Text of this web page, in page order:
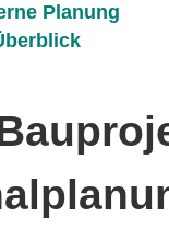
Planung